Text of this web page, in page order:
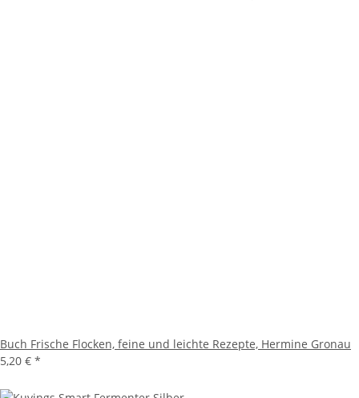
Buch Frische Flocken, feine und leichte Rezepte, Hermine Gronau
5,20 € *